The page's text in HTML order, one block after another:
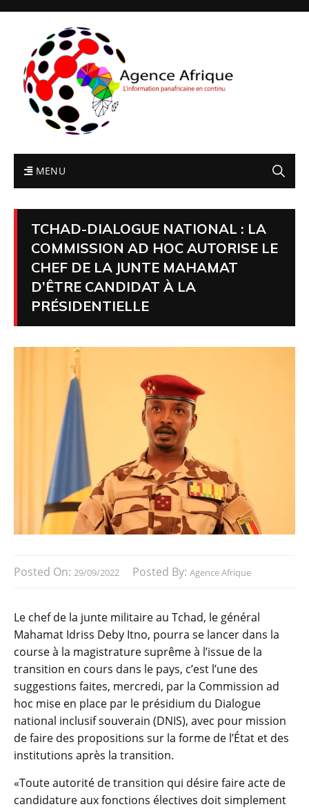
MENU
TCHAD-DIALOGUE NATIONAL : LA
COMMISSION AD HOC AUTORISE LE
CHEF DE LA JUNTE MAHAMAT
D’ÊTRE CANDIDAT À LA
PRÉSIDENTIELLE
Posted On: 29/09/2022 Posted By: Agence Afrique
Le chef de la junte militaire au Tchad, le général
Mahamat Idriss Deby Itno, pourra se lancer dans la
course à la magistrature suprême à l’issue de la
transition en cours dans le pays, c’est l’une des
suggestions faites, mercredi, par la Commission ad
hoc mise en place par le présidium du Dialogue
national inclusif souverain (DNIS), avec pour mission
de faire des propositions sur la forme de l’État et des
institutions après la transition.
«Toute autorité de transition qui désire faire acte de
candidature aux fonctions électives doit simplement